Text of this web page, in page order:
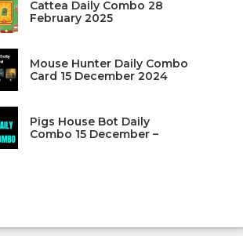
Cattea Daily Combo 28
February 2025
Mouse Hunter Daily Combo
Card 15 December 2024
Pigs House Bot Daily
Combo 15 December –